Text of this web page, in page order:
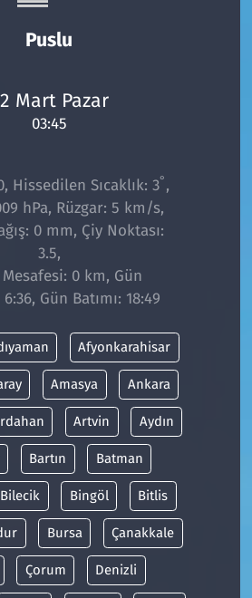
Puslu
Mart Pazar
03:45
Hissedilen Sıcaklık: 3° ,
hPa, Rüzgar: 5 km/s,
0 mm, Çiy Noktası:
3.5,
0 km, Gün
Gün Batımı: 18:49
Afyonkarahisar
Amasya Ankara
Artvin Aydın
Bartın Batman
Bilecik Bingöl Bitlis
Bursa Çanakkale
Çorum Denizli